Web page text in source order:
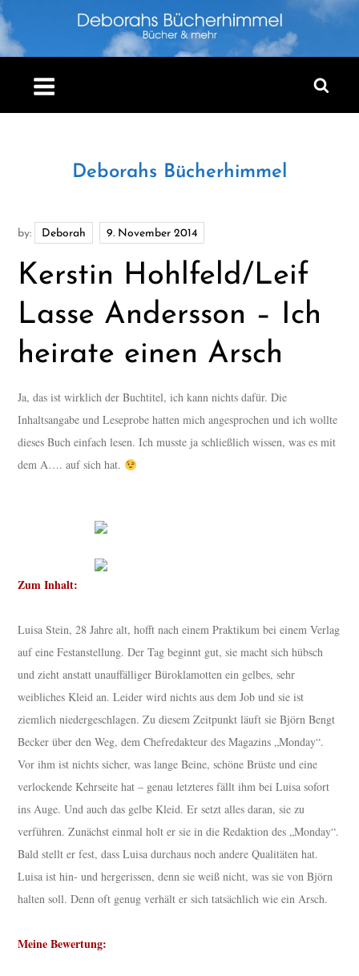
Skip
to
content
Deborahs Bücherhimmel
by: Deborah
Kerstin Hohlfeld/Leif
Lasse Andersson – Ich
heirate einen Arsch
Ja, das ist wirklich der Buchtitel, ich kann nichts dafür. Die
Inhaltsangabe und Leseprobe hatten mich angesprochen und ich wollte
dieses Buch einfach lesen. Ich musste ja schließlich wissen, was es mit
dem A…. auf sich hat.
Zum Inhalt:
Luisa Stein, 28 Jahre alt, hofft nach einem Praktikum bei einem Verlag
auf eine Festanstellung. Der Tag beginnt gut, sie macht sich hübsch
und zieht anstatt unauffälliger Büroklamotten ein gelbes, sehr
weibliches Kleid an. Leider wird nichts aus dem Job und sie ist
ziemlich niedergeschlagen. Zu diesem Zeitpunkt läuft sie Björn Bengt
Becker über den Weg, dem Chefredakteur des Magazins „Monday“.
Vor ihm ist nichts sicher, was lange Beine, schöne Brüste und eine
verlockende Kehrseite hat – genau letzteres fällt ihm bei Luisa sofort
ins Auge. Und auch das gelbe Kleid. Er setzt alles daran, sie zu
verführen. Zunächst einmal holt er sie in die Redaktion des „Monday“.
Bald stellt er fest, dass Luisa durchaus noch andere Qualitäten hat.
Luisa ist hin- und hergerissen, denn sie weiß nicht, was sie von Björn
halten soll. Denn oft genug verhält er sich tatsächlich wie ein Arsch.
Meine Bewertung: